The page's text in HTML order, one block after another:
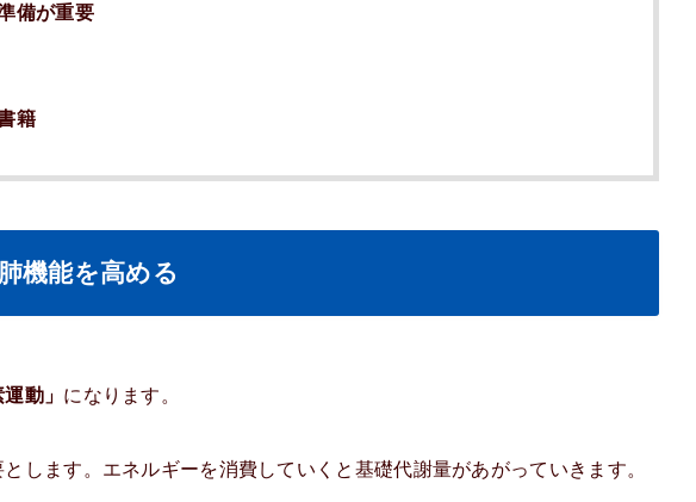
備が重要
籍
機能を高める
動」 になります。
します。エネルギーを消費していくと基礎代謝量があがっていきます。